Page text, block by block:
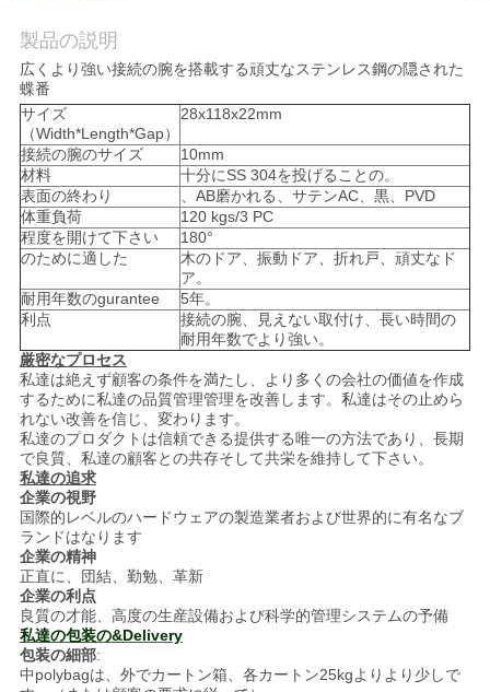
連
絡
し
な
さ
い
ニ
ュ
ー
ス
場
合
地
製品の説明
広くより強い接続の腕を搭載する頑丈なステンレス鋼の隠された
蝶番
サイズ
（Width*Length*Gap）
28x118x22mm
接続の腕のサイズ
10mm
材料
十分にSS 304を投げることの。
表面の終わり
、AB磨かれる、サテンAC、黒、PVD
体重負荷
120 kgs/3 PC
程度を開けて下さい
180°
のために適した
木のドア、振動ドア、折れ戸、頑丈なド
ア。
耐用年数のgurantee
5年。
利点
接続の腕、見えない取付け、長い時間の
耐用年数でより強い。
厳密なプロセス
私達は絶えず顧客の条件を満たし、より多くの会社の価値を作成
するために私達の品質管理管理を改善します。私達はその止めら
れない改善を信じ、変わります。
私達のプロダクトは信頼できる提供する唯一の方法であり、長期
で良質、私達の顧客との共存そして共栄を維持して下さい。
私達の追求
企業の視野
国際的レベルのハードウェアの製造業者および世界的に有名なブ
ランドはなります
企業の精神
正直に、団結、勤勉、革新
企業の利点
良質の才能、高度の生産設備および科学的管理システムの予備
私達の包装の&Delivery
包装の細部:
中polybagは、外でカートン箱、各カートン25kgよりより少しで